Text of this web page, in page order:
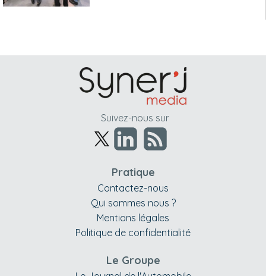
Suivez-nous sur
Pratique
Contactez-nous
Qui sommes nous ?
Mentions légales
Politique de confidentialité
Le Groupe